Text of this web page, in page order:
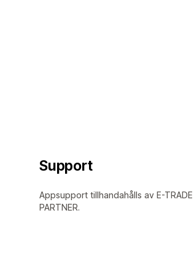
Support
Appsupport tillhandahålls av E-TRADE
PARTNER.